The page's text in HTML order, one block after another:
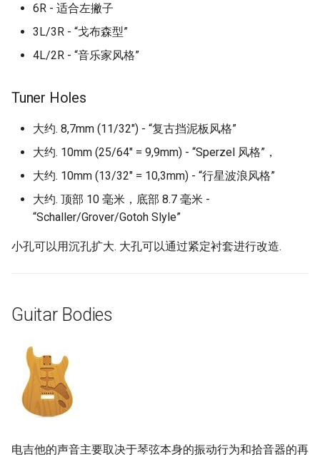
6R - 适合左撇子
3L/3R - “戈布森型”
4L/2R - “音乐家风格”
Tuner Holes
大约. 8,7mm (11/32") - “复古挡泥板风格”
大约. 10mm (25/64" = 9,9mm) - “Sperzel 风格”，
大约. 10mm (13/32" = 10,3mm) - “行星波浪风格”
大约. 顶部 10 毫米，底部 8.7 毫米 -
“Schaller/Grover/Gotoh Slyle”
小孔可以用沉孔扩大. 大孔可以通过紧定衬套进行改造.
Guitar Bodies
电吉他的声音主要取决于琴弦本身的振动行为和拾音器的再